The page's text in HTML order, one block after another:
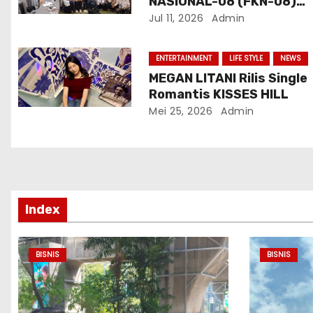
s
Dukung Program
Gibran
Jul 11, 2026 Admin
ENTERTAINMENT LIFE STYLE NEWS
MEGAN LITANI Rilis Single
Romantis KISSES HILL
Mei 25, 2026 Admin
Index
BISNIS BISNIS